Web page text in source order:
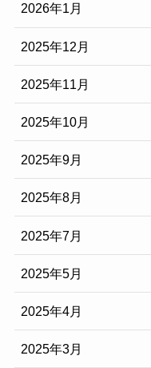
2026年1月
2025年12月
2025年11月
2025年10月
2025年9月
2025年8月
2025年7月
2025年5月
2025年4月
2025年3月